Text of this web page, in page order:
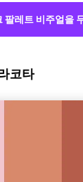
팔레트 비주얼을
코타